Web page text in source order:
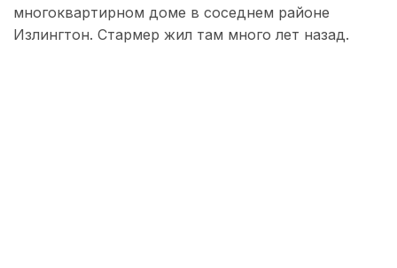
многоквартирном доме в соседнем районе
Излингтон. Стармер жил там много лет назад.